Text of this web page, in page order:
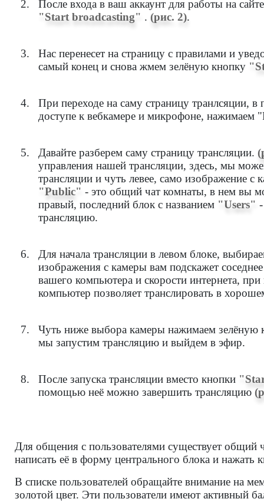
После входа в ваш аккаунт для работы на
"Start broadcasting" . (рис. 2).
Нас перенесет на страницу с правилами и
самый конец и снова жмем зелёную кнопку
При переходе на саму страницу транлсяции,
доступе к вебкамере и микрофоне, нажимаем
Давайте разберем саму страницу трансляции.
управления нашей трансляции, здесь, мы
трансляции и чуть левее, само изображение
"Public" - это общий чат комнаты, в нем вы
правый, последний блок с названием "Users"
трансляцию.
Для начала трансляции в левом блоке,
изображения с камеры вам подскажет
вашего компьютера и скорости интернета,
компьютер позволяет транслировать в
Чуть ниже выбора камеры нажимаем зелёную
мы запустим трансляцию и выйдем в эфир.
После запуска трансляции вместо кнопки
помощью неё можно завершить трансляцию
Для общения с пользователями существует общий
написать её в форму центрального блока и нажать
В списке пользователей обращайте внимание на
золотой цвет. Эти пользователи имеют активный